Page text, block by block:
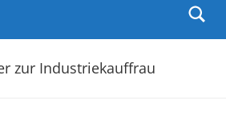
zur Industriekauffrau